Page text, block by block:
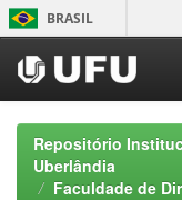
Skip
navigation
BRASIL
Repositório
Uberlândia
Faculdade de